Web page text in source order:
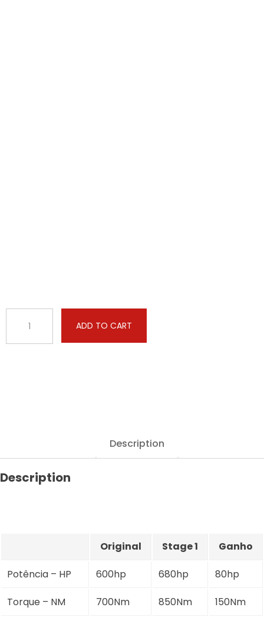
M6
quantity
ADD TO CART
Description
Description
Original Stage 1 Ganho
Potência – HP 600hp 680hp 80hp
Torque – NM 700Nm 850Nm 150Nm